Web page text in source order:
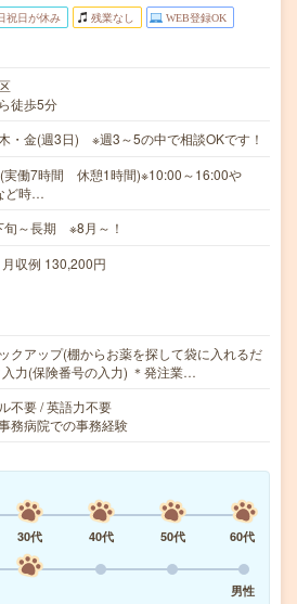
祝日が休み 残業なし WEB登録OK
徒歩5分
・金(週3日) ※週3～5の中で相談OKです！
実働7時間 休憩1時間)※10:00～16:00や
ど時…
旬～長期 ※8月～！
収例 130,200円
クアップ(棚からお薬を探して袋に入れるだ
力(保険番号の入力) ＊発注業…
不要 / 英語力不要
務病院での事務経験
30代 40代 50代
60代
男性